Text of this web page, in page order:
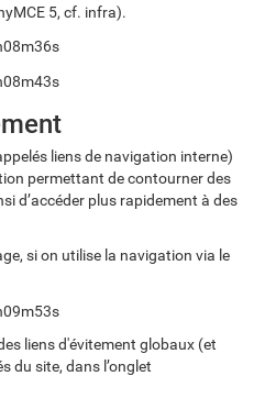
5, cf. infra).
liens de navigation interne)
permettant de contourner des
d’accéder plus rapidement à des
si on utilise la navigation via le
liens d'évitement globaux (et
du site, dans l’onglet